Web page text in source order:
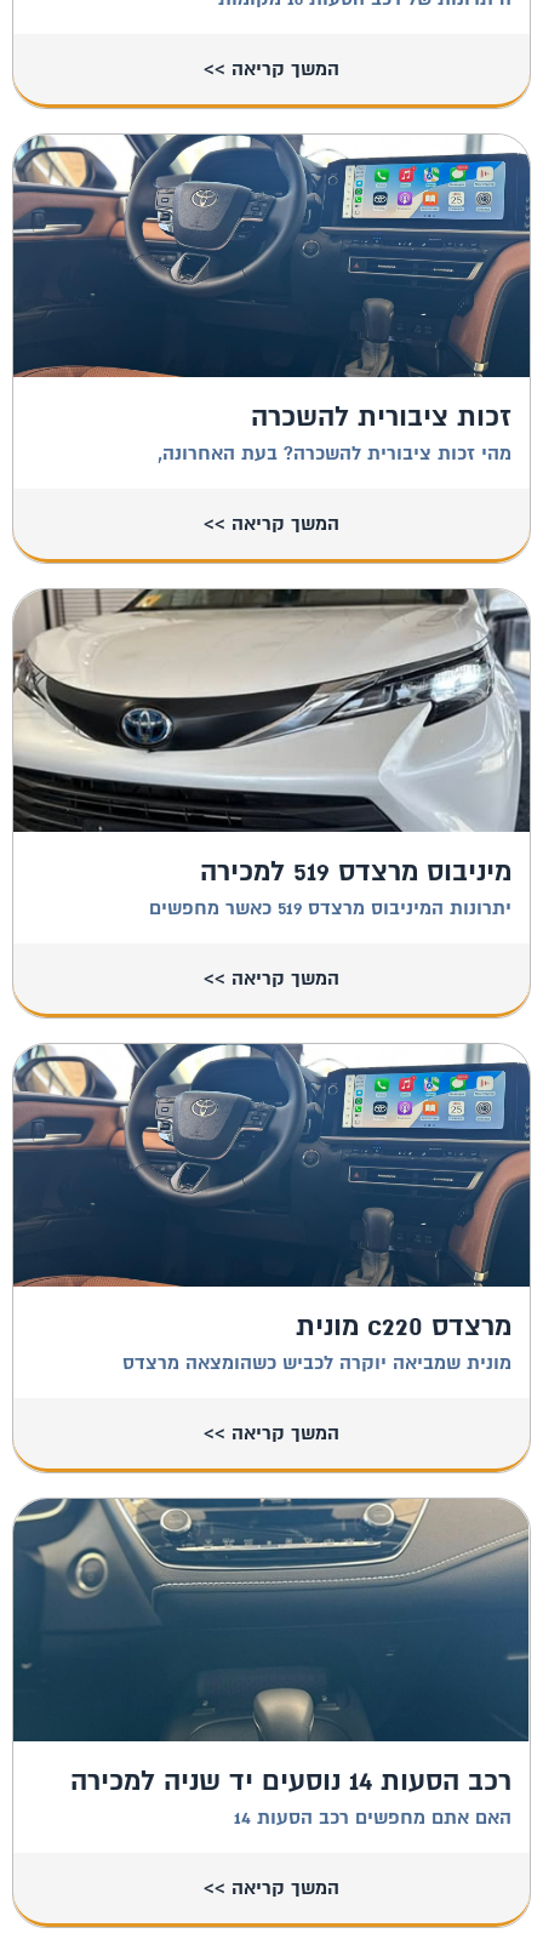
המשך קריאה >>
זכות ציבורית להשכרה
מהי זכות ציבורית להשכרה? בעת האחרונה,
המשך קריאה >>
מיניבוס מרצדס 519 למכירה
יתרונות המיניבוס מרצדס 519 כאשר מחפשים
המשך קריאה >>
מרצדס c220 מונית
מונית שמביאה יוקרה לכביש כשהומצאה מרצדס
המשך קריאה >>
רכב הסעות 14 נוסעים יד שניה למכירה
האם אתם מחפשים רכב הסעות 14
המשך קריאה >>